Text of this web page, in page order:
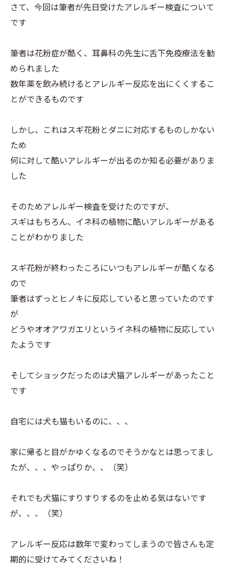
さて、今回は筆者が先日受けたアレルギー検査について
です
筆者は花粉症が酷く、耳鼻科の先生に舌下免疫療法を勧
められました
数年薬を飲み続けるとアレルギー反応を出にくくするこ
とができるものです
しかし、これはスギ花粉とダニに対応するものしかない
ため
何に対して酷いアレルギーが出るのか知る必要がありま
した
そのためアレルギー検査を受けたのですが、
スギはもちろん、イネ科の植物に酷いアレルギーがある
ことがわかりました
スギ花粉が終わったころにいつもアレルギーが酷くなる
ので
筆者はずっとヒノキに反応していると思っていたのです
が
どうやオオアワガエリというイネ科の植物に反応してい
たようです
そしてショックだったのは犬猫アレルギーがあったこと
です
自宅には犬も猫もいるのに、、、
家に帰ると目がかゆくなるのでそうかなとは思ってまし
たが、、、やっぱりか、、（笑）
それでも犬猫にすりすりするのを止める気はないです
が、、、（笑）
アレルギー反応は数年で変わってしまうので皆さんも定
期的に受けてみてくださいね！